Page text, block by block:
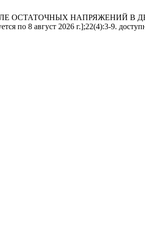
ОСТАТОЧНЫХ НАПРЯЖЕНИЙ
по 8 август 2026 г.];22(4):3-9.